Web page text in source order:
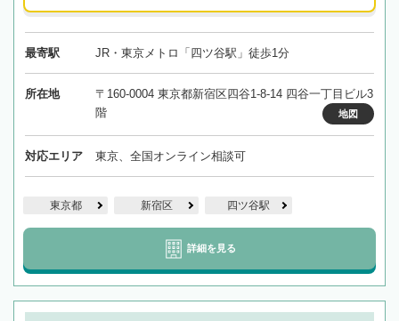
最寄駅 JR・東京メトロ「四ツ谷駅」徒歩1分
所在地
〒160-0004 東京都新宿区四谷1-8-14 四谷一丁目ビル3
階
地図
対応エリア 東京、全国オンライン相談可
東京都 新宿区 四ツ谷駅
詳細を見る